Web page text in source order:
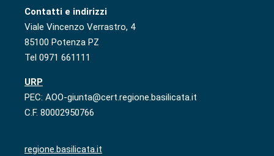
Contatti e indirizzi
Viale Vincenzo Verrastro, 4
85100 Potenza PZ
Tel 0971 661111
URP
PEC: AOO-giunta@cert.regione.basilicata.it
C.F. 80002950766
regione.basilicata.it